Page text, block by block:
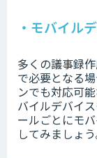
・モバイル
多くの議事録
で必要となる
ンでも対応可
バイルデバイ
ールごとにモ
してみましょう